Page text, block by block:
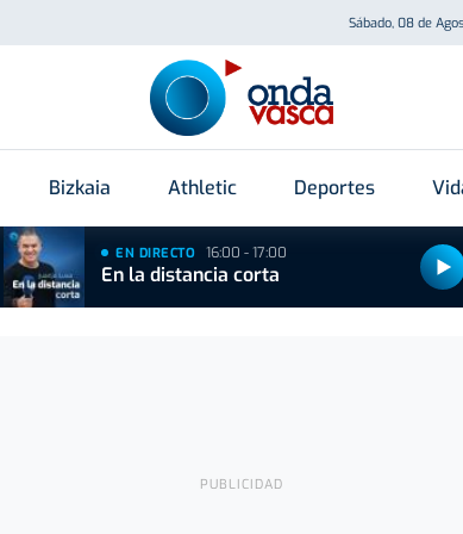
Sábado, 08 de
Bizkaia Athletic Deportes
EN DIRECTO 16:00 - 17:00
En la distancia corta